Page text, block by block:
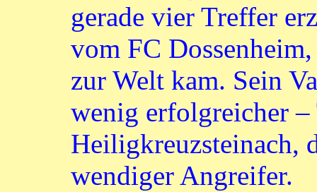
gerade vier Treffer
vom FC
zur Welt kam. Sein
wenig erfolgreicher
Heiligkreuzsteinach,
wendiger Angreifer.